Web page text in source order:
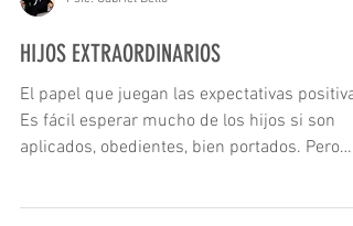
Psic. Gabriel Bello
HIJOS EXTRAORDINARIOS
El papel que juegan las expectativas positivas
aplicados, obedientes, bien portados. Pero